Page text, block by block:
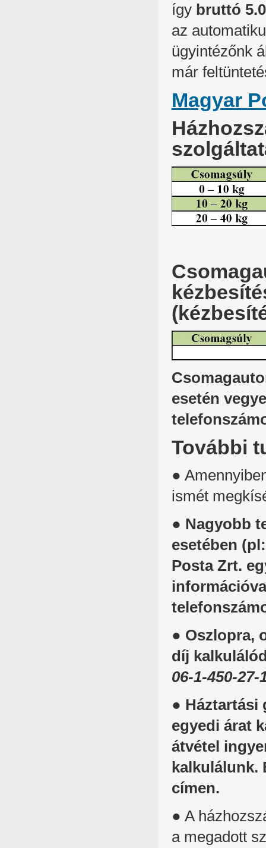
így bruttó
az
ügyintézőnk
már
Magyar
esetén
További
●
ismét
● Nagyobb
esetében
Posta Zrt.
● Oszlopra,
díj
06-1-450-27-
● Háztartási
egyedi árat
átvétel
kalkulálunk.
címen.
● A
a megadott